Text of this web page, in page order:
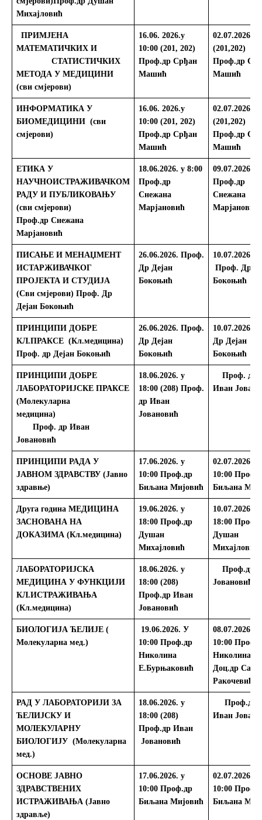
Михајловић
ПРИМЈЕНА
МАТЕМАТИЧКИХ И
СТАТИСТИЧКИХ
МЕТОДА У МЕДИЦИНИ
(сви смјерови)
16.06. 2026.у
10:00 (201, 202)
Проф.др Срђан
Машић
02.07.2026.у
(201,202)
Проф.др
Машић
ИНФОРМАТИКА У
БИОМЕДИЦИНИ (сви
смјерови)
16.06. 2026.у
10:00 (201, 202)
Проф.др Срђан
Машић
02.07.2026.у
(201,202)
Проф.др
Машић
ЕТИКА У
НАУЧНОИСТРАЖИВАЧКОМ
РАДУ И ПУБЛИКОВАЊУ
(сви смјерови)
Проф.др Снежана
Марјановић
18.06.2026. у 8:00
Проф.др
Снежана
Марјановић
09.07.2026. у
Проф.др
Снежана
Марјановић
ПИСАЊЕ И МЕНАЏМЕНТ
ИСТАРЖИВАЧКОГ
ПРОЈЕКТА И СТУДИЈА
(Сви смјерови) Проф. Др
Дејан Бокоњић
26.06.2026. Проф.
Др Дејан
Бокоњић
10.07.2026.
Проф. Др
Бокоњић
ПРИНЦИПИ ДОБРЕ
КЛ.ПРАКСЕ (Кл.медицина)
Проф. др Дејан Бокоњић
26.06.2026. Проф.
Др Дејан
Бокоњић
10.07.2026.
Др Дејан
Бокоњић
ПРИНЦИПИ ДОБРЕ
ЛАБОРАТОРИЈСКЕ ПРАКСЕ
(Молекуларна
медицина)
Проф. др Иван
Јовановић
18.06.2026. у
18:00 (208) Проф.
др Иван
Јовановић
Проф. др
Иван
ПРИНЦИПИ РАДА У
ЈАВНОМ ЗДРАВСТВУ (Јавно
здравње)
17.06.2026. у
10:00 Проф.др
Биљана Мијовић
02.07.2026.
10:00
Биљана
Друга година МЕДИЦИНА
ЗАСНОВАНА НА
ДОКАЗИМА (Кл.медицина)
19.06.2026. у
18:00 Проф.др
Душан
Михајловић
10.07.2026. у
18:00
Душан
Михајловић
ЛАБОРАТОРИЈСКА
МЕДИЦИНА У ФУНКЦИЈИ
КЛ.ИСТРАЖИВАЊА
(Кл.медицина)
18.06.2026. у
18:00 (208)
Проф.др Иван
Јовановић
Проф.др
Јовановић
БИОЛОГИЈА ЋЕЛИЈЕ (
Молекуларна мед.)
19.06.2026. У
10:00 Проф.др
Николина
Е.Бурњаковић
08.07.2026. У
10:00 Проф.
Николина
Доц.др Сара
Ракочевић
РАД У ЛАБОРАТОРИЈИ ЗА
ЋЕЛИЈСКУ И
МОЛЕКУЛАРНУ
БИОЛОГИЈУ (Молекуларна
мед.)
18.06.2026. у
18:00 (208)
Проф.др Иван
Јовановић
Проф.др
Иван
ОСНОВЕ ЈАВНО
ЗДРАВСТВЕНИХ
ИСТРАЖИВАЊА (Јавно
здравље)
17.06.2026. у
10:00 Проф.др
Биљана Мијовић
02.07.2026.
10:00
Биљана